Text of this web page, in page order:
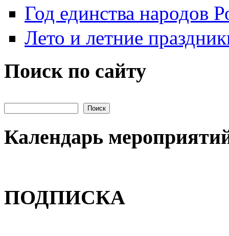
Год единства народов
Лето и летние
Поиск по сайту
Календарь
ПОДПИСКА